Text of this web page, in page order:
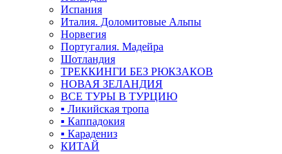
Испания
Италия. Доломитовые Альпы
Норвегия
Португалия. Мадейра
Шотландия
ТРЕККИНГИ БЕЗ РЮКЗАКОВ
НОВАЯ ЗЕЛАНДИЯ
ВСЕ ТУРЫ В ТУРЦИЮ
▪ Ликийская тропа
▪ Каппадокия
▪ Карадениз
КИТАЙ